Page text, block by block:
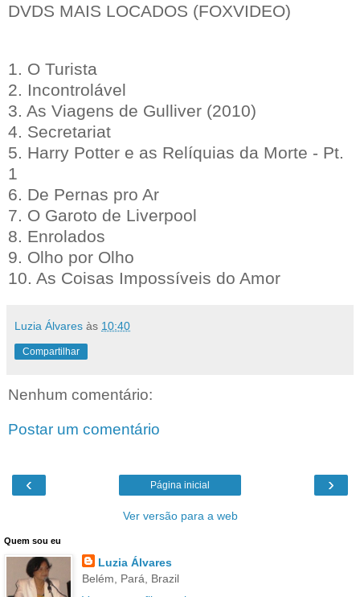
DVDS MAIS LOCADOS (FOXVIDEO)
1. O Turista
2. Incontrolável
3. As Viagens de Gulliver (2010)
4. Secretariat
5. Harry Potter e as Relíquias da Morte - Pt.
1
6. De Pernas pro Ar
7. O Garoto de Liverpool
8. Enrolados
9. Olho por Olho
10. As Coisas Impossíveis do Amor
Luzia Álvares às 10:40
Compartilhar
Nenhum comentário:
Postar um comentário
‹ ›
Página inicial
Ver versão para a web
Quem sou eu
Luzia Álvares
Belém, Pará, Brazil